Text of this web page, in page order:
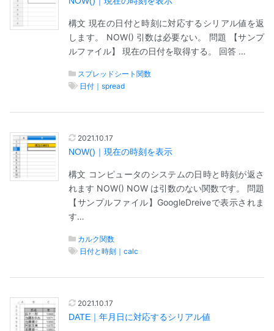
構文 現在の日付と時刻に対応するシリアル値を返
します。 NOW() 引数は必要ない。 問題 【サンプ
ルファイル】 現在の日付を取得する。 回答 …
スプレッドシート関数
日付｜spread
2021.10.17
NOW()｜現在の時刻を表示
構文 コンピュータのシステムの日時と時刻が返さ
れます NOW() NOW は引数のない関数です。 問題
【サンプルファイル】GoogleDreiveで表示されま
す…
カルク関数
日付と時刻｜calc
2021.10.17
DATE｜年月日に対応するシリアル値